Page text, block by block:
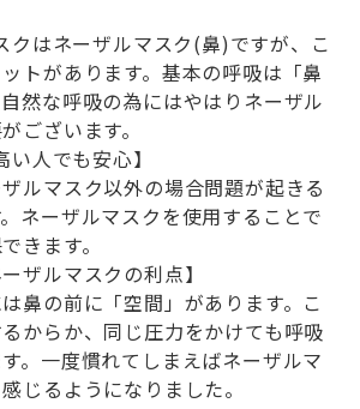
クはネーザルマスク(鼻)ですが、こ
トがあります。基本の呼吸は「鼻
然な呼吸の為にはやはりネーザル
ございます。
い人でも安心】
ルマスク以外の場合問題が起きる
ネーザルマスクを使用することで
きます。
ザルマスクの利点】
鼻の前に「空間」があります。こ
からか、同じ圧力をかけても呼吸
。一度慣れてしまえばネーザルマ
じるようになりました。